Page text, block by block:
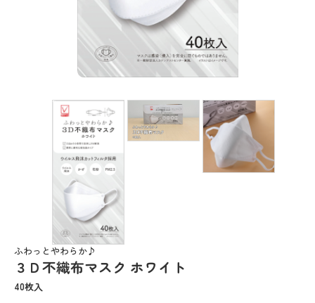
ふわっとやわらか♪
３Ｄ不織布マスク ホワイト
40枚入